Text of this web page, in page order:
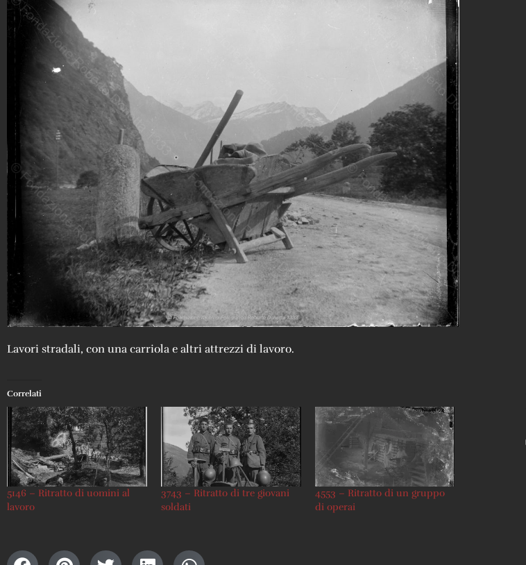
Lavori stradali, con una carriola e altri attrezzi di lavoro.
Correlati
5146 – Ritratto di uomini al
lavoro
3743 – Ritratto di tre giovani
soldati
4553 – Ritratto di un gruppo
di operai